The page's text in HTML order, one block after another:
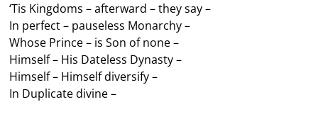
‘Tis Kingdoms – afterward – they say –
In perfect – pauseless Monarchy –
Whose Prince – is Son of none –
Himself – His Dateless Dynasty –
Himself – Himself diversify –
In Duplicate divine –